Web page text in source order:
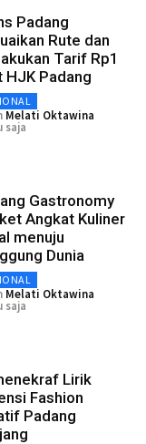
Padang
Rute dan
Tarif Rp1
HJK Padang
Melati Oktawina
saja
Gastronomy
Angkat Kuliner
menuju
Dunia
Melati Oktawina
saja
Lirik
Fashion
Padang